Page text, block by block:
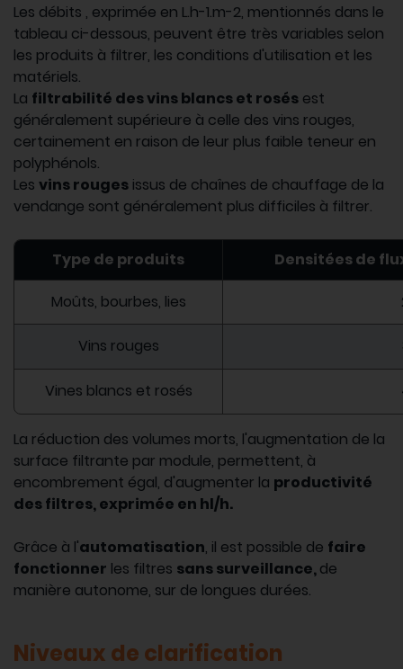
Les débits , exprimée en L.h-1.m-2, mentionnés dans le
tableau ci-dessous, peuvent être très variables selon
les produits à filtrer, les conditions d'utilisation et les
matériels.
La filtrabilité des vins blancs et rosés est
généralement supérieure à celle des vins rouges,
certainement en raison de leur plus faible teneur en
polyphénols.
Les vins rouges issus de chaînes de chauffage de la
vendange sont généralement plus difficiles à filtrer.
Type de produits Densitées de
Moûts, bourbes, lies
Vins rouges
Vines blancs et rosés
La réduction des volumes morts, l'augmentation de la
surface filtrante par module, permettent, à
encombrement égal, d'augmenter la productivité
des filtres, exprimée en hl/h.
Grâce à l'automatisation, il est possible de faire
fonctionner les filtres sans surveillance,de
manière autonome, sur de longues durées.
Niveaux de clarification